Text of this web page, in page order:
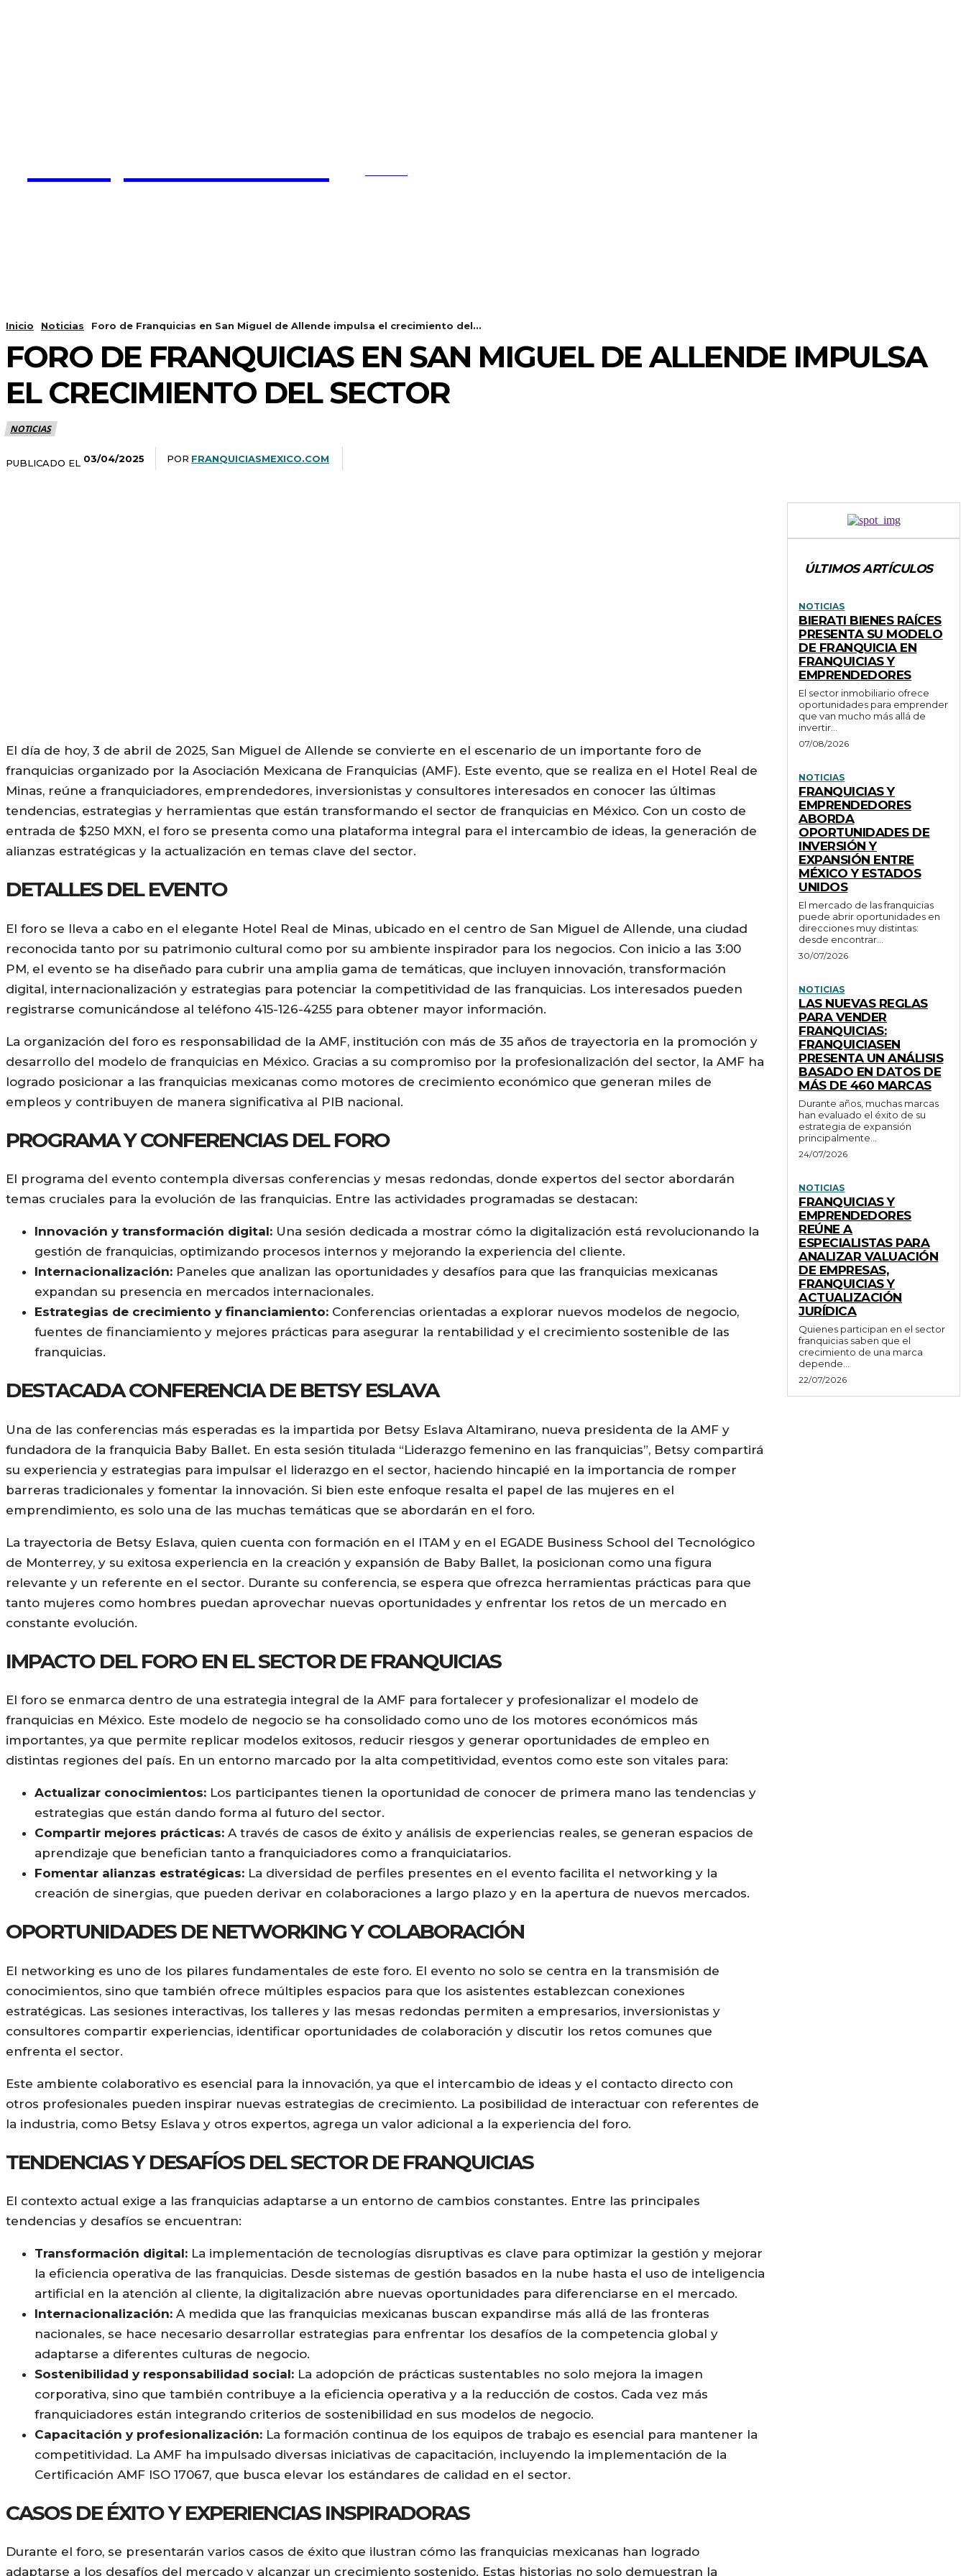
Inicio Noticias Foro de Franquicias en San Miguel de Allende impulsa el crecimiento del...
FORO DE FRANQUICIAS EN SAN MIGUEL DE ALLENDE IMPULSA
EL CRECIMIENTO DEL SECTOR
NOTICIAS
PUBLICADO EL 03/04/2025 POR FRANQUICIASMEXICO.COM
El día de hoy, 3 de abril de 2025, San Miguel de Allende se convierte en el escenario de un importante foro de
franquicias organizado por la Asociación Mexicana de Franquicias (AMF). Este evento, que se realiza en el Hotel Real de
Minas, reúne a franquiciadores, emprendedores, inversionistas y consultores interesados en conocer las últimas
tendencias, estrategias y herramientas que están transformando el sector de franquicias en México. Con un costo de
entrada de $250 MXN, el foro se presenta como una plataforma integral para el intercambio de ideas, la generación de
alianzas estratégicas y la actualización en temas clave del sector.
DETALLES DEL EVENTO
El foro se lleva a cabo en el elegante Hotel Real de Minas, ubicado en el centro de San Miguel de Allende, una ciudad
reconocida tanto por su patrimonio cultural como por su ambiente inspirador para los negocios. Con inicio a las 3:00
PM, el evento se ha diseñado para cubrir una amplia gama de temáticas, que incluyen innovación, transformación
digital, internacionalización y estrategias para potenciar la competitividad de las franquicias. Los interesados pueden
registrarse comunicándose al teléfono 415-126-4255 para obtener mayor información.
La organización del foro es responsabilidad de la AMF, institución con más de 35 años de trayectoria en la promoción y
desarrollo del modelo de franquicias en México. Gracias a su compromiso por la profesionalización del sector, la AMF ha
logrado posicionar a las franquicias mexicanas como motores de crecimiento económico que generan miles de
empleos y contribuyen de manera significativa al PIB nacional.
PROGRAMA Y CONFERENCIAS DEL FORO
El programa del evento contempla diversas conferencias y mesas redondas, donde expertos del sector abordarán
temas cruciales para la evolución de las franquicias. Entre las actividades programadas se destacan:
Innovación y transformación digital: Una sesión dedicada a mostrar cómo la digitalización está revolucionando la
gestión de franquicias, optimizando procesos internos y mejorando la experiencia del cliente.
Internacionalización: Paneles que analizan las oportunidades y desafíos para que las franquicias mexicanas
expandan su presencia en mercados internacionales.
Estrategias de crecimiento y financiamiento: Conferencias orientadas a explorar nuevos modelos de negocio,
fuentes de financiamiento y mejores prácticas para asegurar la rentabilidad y el crecimiento sostenible de las
franquicias.
DESTACADA CONFERENCIA DE BETSY ESLAVA
Una de las conferencias más esperadas es la impartida por Betsy Eslava Altamirano, nueva presidenta de la AMF y
fundadora de la franquicia Baby Ballet. En esta sesión titulada “Liderazgo femenino en las franquicias”, Betsy compartirá
su experiencia y estrategias para impulsar el liderazgo en el sector, haciendo hincapié en la importancia de romper
barreras tradicionales y fomentar la innovación. Si bien este enfoque resalta el papel de las mujeres en el
emprendimiento, es solo una de las muchas temáticas que se abordarán en el foro.
La trayectoria de Betsy Eslava, quien cuenta con formación en el ITAM y en el EGADE Business School del Tecnológico
de Monterrey, y su exitosa experiencia en la creación y expansión de Baby Ballet, la posicionan como una figura
relevante y un referente en el sector. Durante su conferencia, se espera que ofrezca herramientas prácticas para que
tanto mujeres como hombres puedan aprovechar nuevas oportunidades y enfrentar los retos de un mercado en
constante evolución.
IMPACTO DEL FORO EN EL SECTOR DE FRANQUICIAS
El foro se enmarca dentro de una estrategia integral de la AMF para fortalecer y profesionalizar el modelo de
franquicias en México. Este modelo de negocio se ha consolidado como uno de los motores económicos más
importantes, ya que permite replicar modelos exitosos, reducir riesgos y generar oportunidades de empleo en
distintas regiones del país. En un entorno marcado por la alta competitividad, eventos como este son vitales para:
Actualizar conocimientos: Los participantes tienen la oportunidad de conocer de primera mano las tendencias y
estrategias que están dando forma al futuro del sector.
Compartir mejores prácticas: A través de casos de éxito y análisis de experiencias reales, se generan espacios de
aprendizaje que benefician tanto a franquiciadores como a franquiciatarios.
Fomentar alianzas estratégicas: La diversidad de perfiles presentes en el evento facilita el networking y la
creación de sinergias, que pueden derivar en colaboraciones a largo plazo y en la apertura de nuevos mercados.
OPORTUNIDADES DE NETWORKING Y COLABORACIÓN
El networking es uno de los pilares fundamentales de este foro. El evento no solo se centra en la transmisión de
conocimientos, sino que también ofrece múltiples espacios para que los asistentes establezcan conexiones
estratégicas. Las sesiones interactivas, los talleres y las mesas redondas permiten a empresarios, inversionistas y
consultores compartir experiencias, identificar oportunidades de colaboración y discutir los retos comunes que
enfrenta el sector.
Este ambiente colaborativo es esencial para la innovación, ya que el intercambio de ideas y el contacto directo con
otros profesionales pueden inspirar nuevas estrategias de crecimiento. La posibilidad de interactuar con referentes de
la industria, como Betsy Eslava y otros expertos, agrega un valor adicional a la experiencia del foro.
TENDENCIAS Y DESAFÍOS DEL SECTOR DE FRANQUICIAS
El contexto actual exige a las franquicias adaptarse a un entorno de cambios constantes. Entre las principales
tendencias y desafíos se encuentran:
Transformación digital: La implementación de tecnologías disruptivas es clave para optimizar la gestión y mejorar
la eficiencia operativa de las franquicias. Desde sistemas de gestión basados en la nube hasta el uso de inteligencia
artificial en la atención al cliente, la digitalización abre nuevas oportunidades para diferenciarse en el mercado.
Internacionalización: A medida que las franquicias mexicanas buscan expandirse más allá de las fronteras
nacionales, se hace necesario desarrollar estrategias para enfrentar los desafíos de la competencia global y
adaptarse a diferentes culturas de negocio.
Sostenibilidad y responsabilidad social: La adopción de prácticas sustentables no solo mejora la imagen
corporativa, sino que también contribuye a la eficiencia operativa y a la reducción de costos. Cada vez más
franquiciadores están integrando criterios de sostenibilidad en sus modelos de negocio.
Capacitación y profesionalización: La formación continua de los equipos de trabajo es esencial para mantener la
competitividad. La AMF ha impulsado diversas iniciativas de capacitación, incluyendo la implementación de la
Certificación AMF ISO 17067, que busca elevar los estándares de calidad en el sector.
CASOS DE ÉXITO Y EXPERIENCIAS INSPIRADORAS
Durante el foro, se presentarán varios casos de éxito que ilustran cómo las franquicias mexicanas han logrado
adaptarse a los desafíos del mercado y alcanzar un crecimiento sostenido. Estas historias no solo demuestran la
ÚLTIMOS ARTÍCULOS
NOTICIAS
BIERATI BIENES RAÍCES
PRESENTA SU MODELO
DE FRANQUICIA EN
FRANQUICIAS Y
EMPRENDEDORES
El sector inmobiliario ofrece
oportunidades para emprender
que van mucho más allá de
invertir...
07/08/2026
NOTICIAS
FRANQUICIAS Y
EMPRENDEDORES
ABORDA
OPORTUNIDADES DE
INVERSIÓN Y
EXPANSIÓN ENTRE
MÉXICO Y ESTADOS
UNIDOS
El mercado de las franquicias
puede abrir oportunidades en
direcciones muy distintas:
desde encontrar...
30/07/2026
NOTICIAS
LAS NUEVAS REGLAS
PARA VENDER
FRANQUICIAS:
FRANQUICIASEN
PRESENTA UN ANÁLISIS
BASADO EN DATOS DE
MÁS DE 460 MARCAS
Durante años, muchas marcas
han evaluado el éxito de su
estrategia de expansión
principalmente...
24/07/2026
NOTICIAS
FRANQUICIAS Y
EMPRENDEDORES
REÚNE A
ESPECIALISTAS PARA
ANALIZAR VALUACIÓN
DE EMPRESAS,
FRANQUICIAS Y
ACTUALIZACIÓN
JURÍDICA
Quienes participan en el sector
franquicias saben que el
crecimiento de una marca
depende...
22/07/2026